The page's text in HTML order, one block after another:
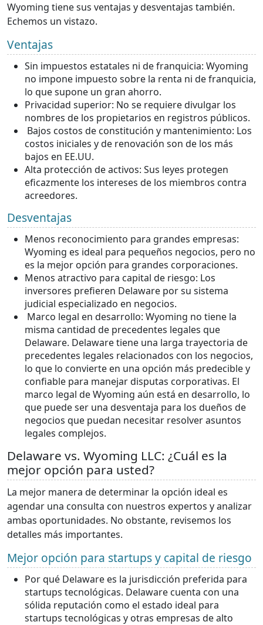
Wyoming tiene sus ventajas y desventajas también.
Echemos un vistazo.
Ventajas
Sin impuestos estatales ni de franquicia: Wyoming
no impone impuesto sobre la renta ni de franquicia,
lo que supone un gran ahorro.
Privacidad superior: No se requiere divulgar los
nombres de los propietarios en registros públicos.
Bajos costos de constitución y mantenimiento: Los
costos iniciales y de renovación son de los más
bajos en EE.UU.
Alta protección de activos: Sus leyes protegen
eficazmente los intereses de los miembros contra
acreedores.
Desventajas
Menos reconocimiento para grandes empresas:
Wyoming es ideal para pequeños negocios, pero no
es la mejor opción para grandes corporaciones.
Menos atractivo para capital de riesgo: Los
inversores prefieren Delaware por su sistema
judicial especializado en negocios.
Marco legal en desarrollo: Wyoming no tiene la
misma cantidad de precedentes legales que
Delaware. Delaware tiene una larga trayectoria de
precedentes legales relacionados con los negocios,
lo que lo convierte en una opción más predecible y
confiable para manejar disputas corporativas. El
marco legal de Wyoming aún está en desarrollo, lo
que puede ser una desventaja para los dueños de
negocios que puedan necesitar resolver asuntos
legales complejos.
Delaware vs. Wyoming LLC: ¿Cuál es la
mejor opción para usted?
La mejor manera de determinar la opción ideal es
agendar una consulta con nuestros expertos y analizar
ambas oportunidades. No obstante, revisemos los
detalles más importantes.
Mejor opción para startups y capital de riesgo
Por qué Delaware es la jurisdicción preferida para
startups tecnológicas. Delaware cuenta con una
sólida reputación como el estado ideal para
startups tecnológicas y otras empresas de alto